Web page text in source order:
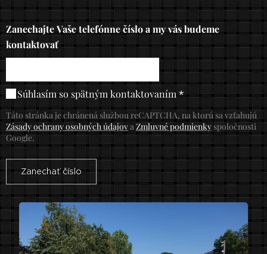
Zanechajte Vaše telefónne číslo a my vás budeme
kontaktovať
Súhlasím so spätným kontaktovaním
Táto stránka je chránená službou reCAPTCHA, na ktorú sa vzťahujú
Zásady ochrany osobných údajovaZmluvné podmienkyspoločnosti
Google.
Zanechať číslo